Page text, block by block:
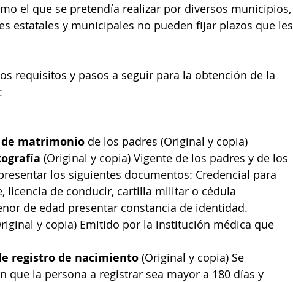
el que se pretendía realizar por diversos municipios,
estatales y municipales no pueden fijar plazos que les
requisitos y pasos a seguir para la obtención de la
matrimonio de los padres (Original y copia)
(Original y copia) Vigente de los padres y de los
los siguientes documentos: Credencial para
licencia de conducir, cartilla militar o cédula
de edad presentar constancia de identidad.
y copia) Emitido por la institución médica que
registro de nacimiento (Original y copia) Se
que la persona a registrar sea mayor a 180 días y